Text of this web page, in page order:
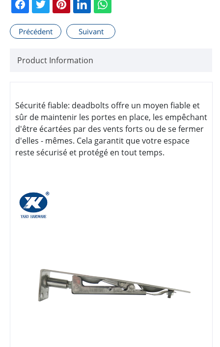
Précédent Suivant
Product Information
Sécurité fiable: deadbolts offre un moyen fiable et
sûr de maintenir les portes en place, les empêchant
d'être écartées par des vents forts ou de se fermer
d'elles - mêmes. Cela garantit que votre espace
reste sécurisé et protégé en tout temps.